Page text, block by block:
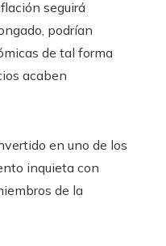
seguirá
podrían
de tal forma
acaben
en uno de los
inquieta con
de la